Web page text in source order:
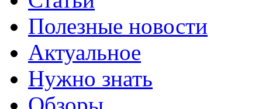
Полезные новости
Актуальное
Нужно знать